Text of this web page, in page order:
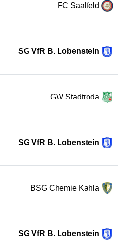
FC Saalfeld
SG VfR B. Lobenstein
GW Stadtroda
SG VfR B. Lobenstein
BSG Chemie Kahla
SG VfR B. Lobenstein